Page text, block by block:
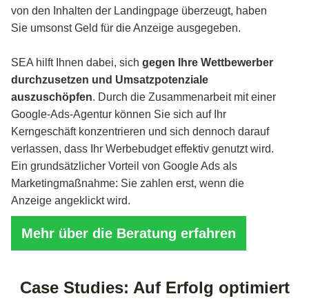
von den Inhalten der Landingpage überzeugt, haben
Sie umsonst Geld für die Anzeige ausgegeben.
SEA hilft Ihnen dabei, sich gegen Ihre Wettbewerber
durchzusetzen und Umsatzpotenziale
auszuschöpfen. Durch die Zusammenarbeit mit einer
Google-Ads-Agentur können Sie sich auf Ihr
Kerngeschäft konzentrieren und sich dennoch darauf
verlassen, dass Ihr Werbebudget effektiv genutzt wird.
Ein grundsätzlicher Vorteil von Google Ads als
Marketingmaßnahme: Sie zahlen erst, wenn die
Anzeige angeklickt wird.
Mehr über die Beratung erfahren
Case Studies: Auf Erfolg optimiert